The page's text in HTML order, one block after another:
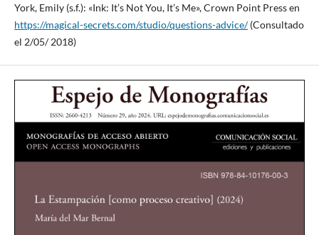
York, Emily (s.f.): «Ink: It’s Not You, It’s Me», Crown Point Press en
https://magical-secrets.com/studio/questions-advice/(Consultado
el 2/05/ 2018)